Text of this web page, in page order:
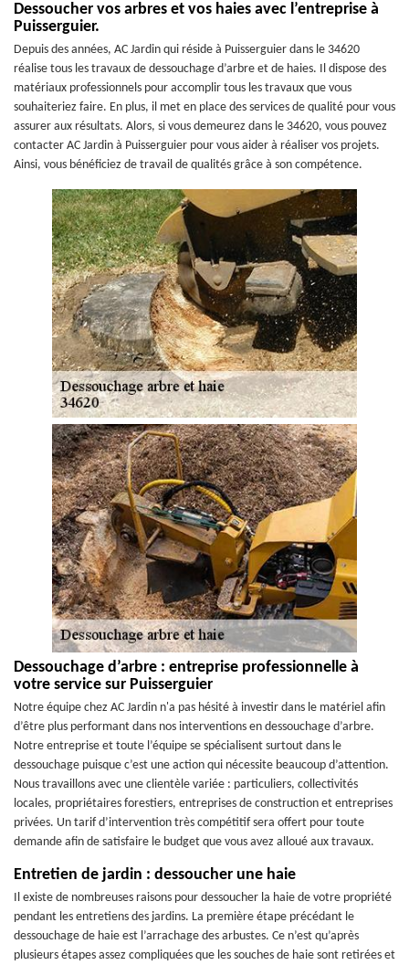
Dessoucher vos arbres et vos haies avec l’entreprise à
Puisserguier.
Depuis des années, AC Jardin qui réside à Puisserguier dans le 34620
réalise tous les travaux de dessouchage d’arbre et de haies. Il dispose des
matériaux professionnels pour accomplir tous les travaux que vous
souhaiteriez faire. En plus, il met en place des services de qualité pour vous
assurer aux résultats. Alors, si vous demeurez dans le 34620, vous pouvez
contacter AC Jardin à Puisserguier pour vous aider à réaliser vos projets.
Ainsi, vous bénéficiez de travail de qualités grâce à son compétence.
Dessouchage d’arbre : entreprise professionnelle à
votre service sur Puisserguier
Notre équipe chez AC Jardin n'a pas hésité à investir dans le matériel afin
d’être plus performant dans nos interventions en dessouchage d’arbre.
Notre entreprise et toute l’équipe se spécialisent surtout dans le
dessouchage puisque c’est une action qui nécessite beaucoup d’attention.
Nous travaillons avec une clientèle variée : particuliers, collectivités
locales, propriétaires forestiers, entreprises de construction et entreprises
privées. Un tarif d’intervention très compétitif sera offert pour toute
demande afin de satisfaire le budget que vous avez alloué aux travaux.
Entretien de jardin : dessoucher une haie
Il existe de nombreuses raisons pour dessoucher la haie de votre propriété
pendant les entretiens des jardins. La première étape précédant le
dessouchage de haie est l’arrachage des arbustes. Ce n’est qu’après
plusieurs étapes assez compliquées que les souches de haie sont retirées et